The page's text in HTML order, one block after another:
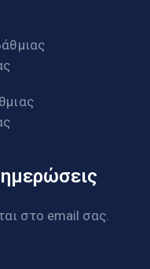
στο email σας.